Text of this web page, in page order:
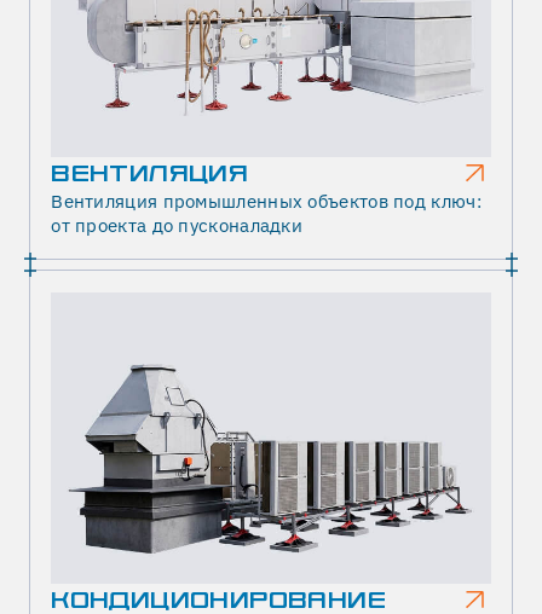
ВЕНТИЛЯЦИЯ
Вентиляция промышленных объектов под ключ:
от проекта до пусконаладки
КОНДИЦИОНИРОВАНИЕ